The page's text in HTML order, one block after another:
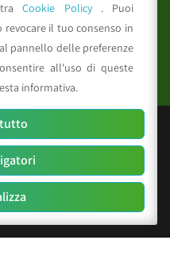
all rights reserved
BO
i.v.
Cookie Policy . Puoi
revocare il tuo consenso in
pannello delle preferenze
all'uso di queste
informativa.